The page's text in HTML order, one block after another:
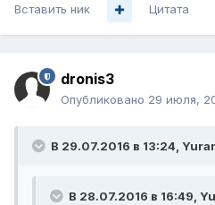
Вставить ник Цитата
dronis3
Опубликовано 29 июля,
В 29.07.2016 в 13:24,
В 28.07.2016 в 16:49,